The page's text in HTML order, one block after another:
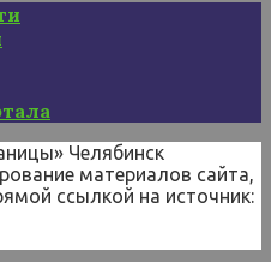
Челябинск
материалов сайта,
ссылкой на источник: